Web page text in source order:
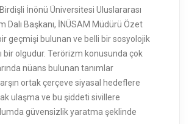
İnönü Üniversitesi Uluslararası
Dalı Başkanı, İNÜSAM Müdürü Özet
geçmişi bulunan ve belli bir sosyolojik
bir olgudur. Terörizm konusunda çok
nüans bulunan tanımlar
ortak çerçeve siyasal hedeflere
ulaşma ve bu şiddeti sivillere
güvensizlik yaratma şeklinde